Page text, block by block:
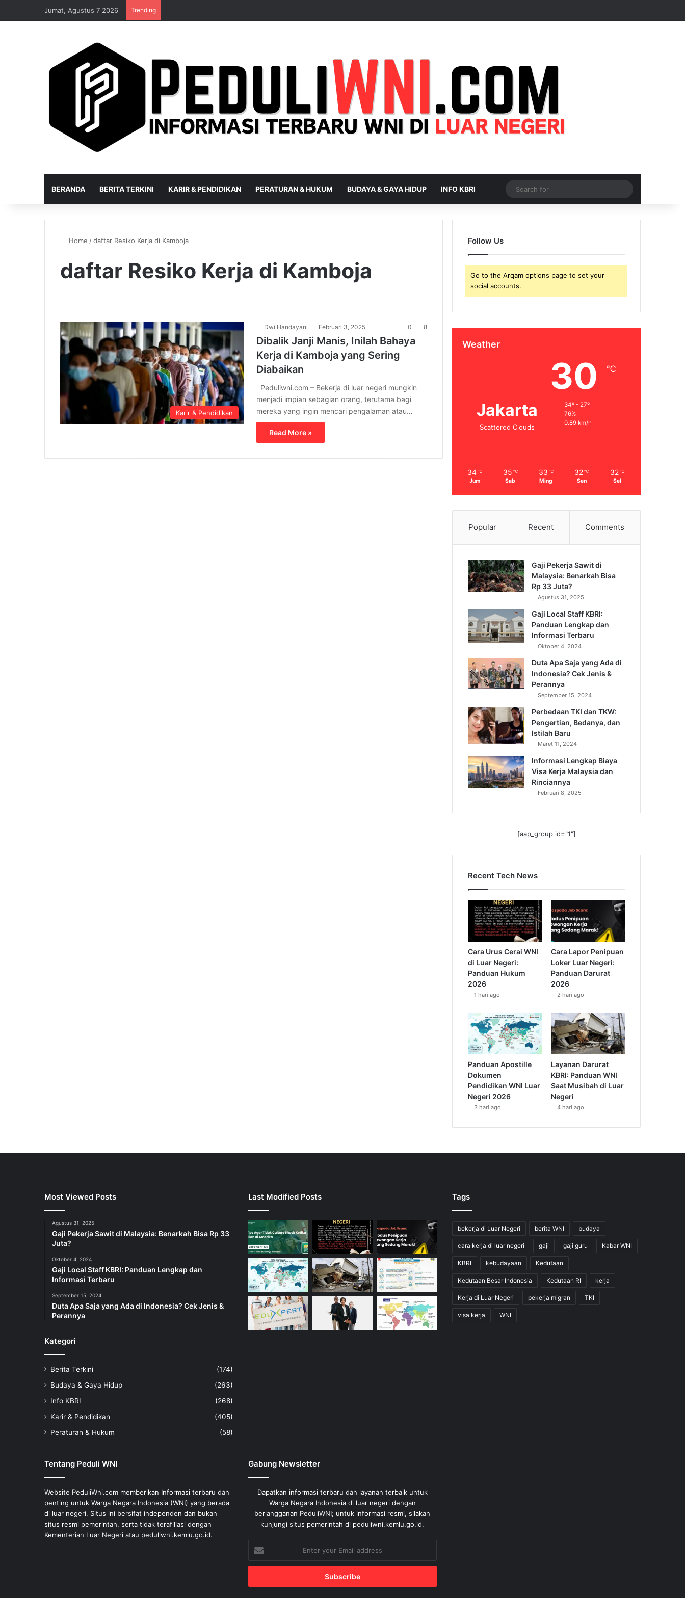
Jumat, Agustus 7 2026 Trending
BERANDA BERITA TERKINI KARIR & PENDIDIKAN PERATURAN & HUKUM BUDAYA & GAYA HIDUP INFO KBRI
for
Home /daftar Resiko Kerja di Kamboja
daftar Resiko Kerja di Kamboja
Karir & Pendidikan
Dwi Handayani Februari 3, 2025 0 8
Dibalik Janji Manis, Inilah Bahaya
Kerja di Kamboja yang Sering
Diabaikan
Peduliwni.com – Bekerja di luar negeri mungkin
menjadi impian sebagian orang, terutama bagi
mereka yang ingin mencari pengalaman atau…
Read More »
Follow Us
Go to the Arqam options page to set your
social accounts.
Weather
Jakarta
Scattered Clouds
30 ℃
34º - 27º
76%
0.89 km/h
34 ℃
Jum
35 ℃
Sab
33 ℃
Ming
32 ℃
Sen
32 ℃
Sel
Popular Recent Comments
Gaji Pekerja Sawit di
Malaysia: Benarkah Bisa
Rp 33 Juta?
Agustus 31, 2025
Gaji Local Staff KBRI:
Panduan Lengkap dan
Informasi Terbaru
Oktober 4, 2024
Duta Apa Saja yang Ada di
Indonesia? Cek Jenis &
Perannya
September 15, 2024
Perbedaan TKI dan TKW:
Pengertian, Bedanya, dan
Istilah Baru
Maret 11, 2024
Informasi Lengkap Biaya
Visa Kerja Malaysia dan
Rinciannya
Februari 8, 2025
[aap_group id="1"]
Recent Tech News
Cara Urus Cerai WNI
di Luar Negeri:
Panduan Hukum
2026
1 hari ago
Cara Lapor Penipuan
Loker Luar Negeri:
Panduan Darurat
2026
2 hari ago
Panduan Apostille
Dokumen
Pendidikan WNI Luar
Negeri 2026
3 hari ago
Layanan Darurat
KBRI: Panduan WNI
Saat Musibah di Luar
Negeri
4 hari ago
Most Viewed Posts
Agustus 31, 2025
Gaji Pekerja Sawit di Malaysia: Benarkah Bisa Rp 33
Juta?
Oktober 4, 2024
Gaji Local Staff KBRI: Panduan Lengkap dan
Informasi Terbaru
September 15, 2024
Duta Apa Saja yang Ada di Indonesia? Cek Jenis &
Perannya
Kategori
Berita Terkini
(174)
Budaya & Gaya Hidup
(263)
Info KBRI
(268)
Karir & Pendidikan
(405)
Peraturan & Hukum
(58)
Last Modified Posts Tags
bekerja di Luar Negeri berita WNI budaya
cara kerja di luar negeri gaji gaji guru Kabar WNI
KBRI kebudayaan Kedutaan
Kedutaan Besar Indonesia Kedutaan RI kerja
Kerja di Luar Negeri pekerja migran TKI
visa kerja WNI
Tentang Peduli WNI
Website PeduliWni.com memberikan Informasi terbaru dan
penting untuk Warga Negara Indonesia (WNI) yang berada
di luar negeri. Situs ini bersifat independen dan bukan
situs resmi pemerintah, serta tidak terafiliasi dengan
Kementerian Luar Negeri atau peduliwni.kemlu.go.id.
Gabung Newsletter
Dapatkan informasi terbaru dan layanan terbaik untuk
Warga Negara Indonesia di luar negeri dengan
berlangganan PeduliWNI; untuk informasi resmi, silakan
kunjungi situs pemerintah di peduliwni.kemlu.go.id.
Enter
your
Email